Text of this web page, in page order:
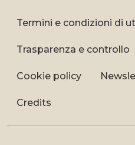
Termini e condizioni di
Trasparenza e controllo
Cookie policy
Credits